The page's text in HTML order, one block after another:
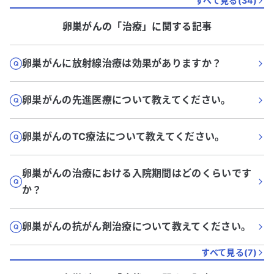
卵巣がんの「治療」に関する記事
卵巣がんに放射線治療は効果がありますか？
卵巣がんの先進医療について教えてください。
卵巣がんのTC療法について教えてください。
卵巣がんの治療における入院期間はどのくらいです
か？
卵巣がんの抗がん剤治療について教えてください。
すべて見る(7)